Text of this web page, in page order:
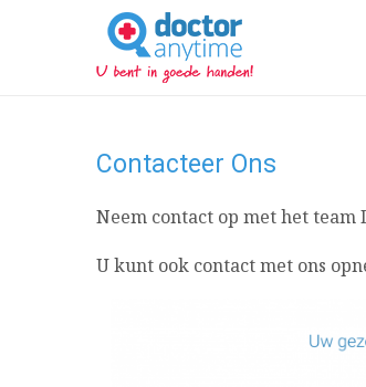
DoctorAnyTime
You
are
in
Contacteer Ons
Neem contact op met het
U kunt ook contact met ons